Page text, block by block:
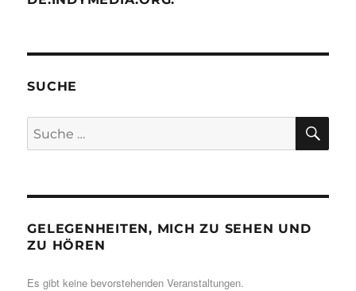
SUCHE
Suche
nach:
GELEGENHEITEN, MICH ZU SEHEN UND
ZU HÖREN
Es gibt keine bevorstehenden Veranstaltungen.